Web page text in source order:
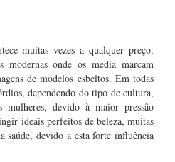
muitas vezes a qualquer preço,
modernas onde os media marcam
de modelos esbeltos. Em todas
dependendo do tipo de cultura,
mulheres, devido à maior pressão
ideais perfeitos de beleza, muitas
saúde, devido a esta forte influência